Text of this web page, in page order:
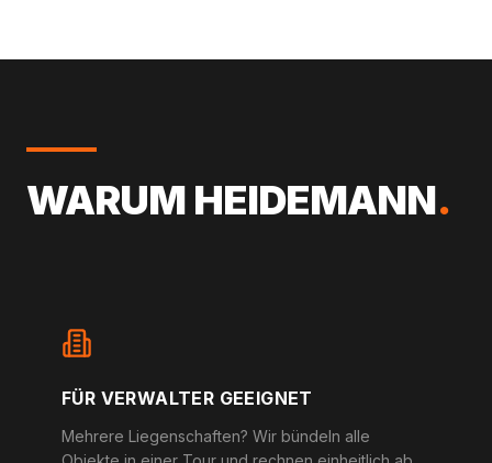
WARUM HEIDEMANN.
FÜR VERWALTER GEEIGNET
Mehrere Liegenschaften? Wir bündeln alle